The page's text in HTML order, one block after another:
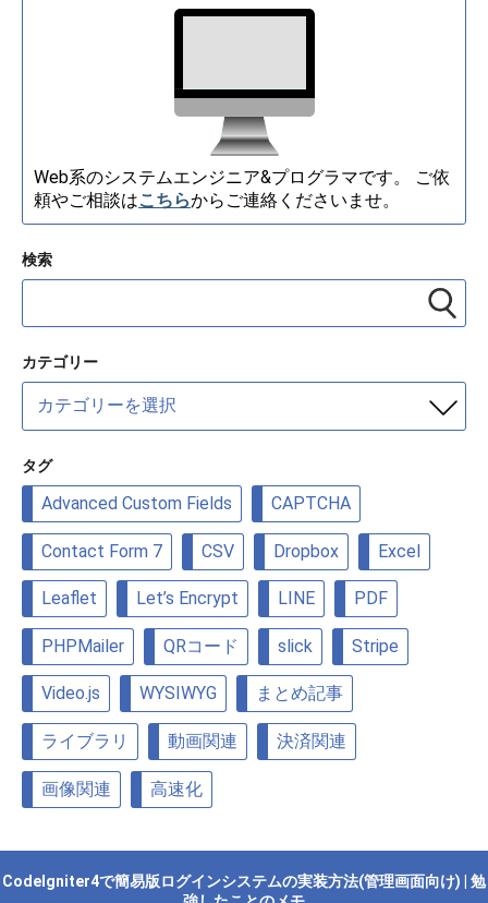
Web系のシステムエンジニア&プログラマです。 ご依
頼やご相談はこちらからご連絡くださいませ。
検索
カテゴリー
カ
ゴ
リ
ー
タグ
Advanced Custom Fields CAPTCHA
Contact Form 7 CSV Dropbox Excel
Leaflet Let’s Encrypt LINE PDF
PHPMailer QRコード slick Stripe
Video.js WYSIWYG まとめ記事
ライブラリ 動画関連 決済関連
画像関連 高速化
CodeIgniter4で簡易版ログインシステムの実装方法(管理画面向け) | 勉